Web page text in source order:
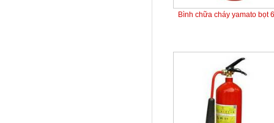
Bình chữa cháy yamato bọt